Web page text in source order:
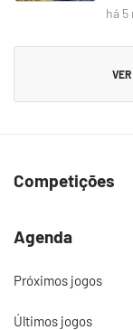
há 5
VER
Competições
Agenda
Próximos jogos
Últimos jogos